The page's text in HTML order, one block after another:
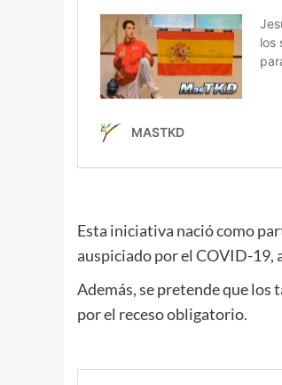
Esta iniciativa nació como
auspiciado por el COVID-19,
Además, se pretende que los
por el receso obligatorio.